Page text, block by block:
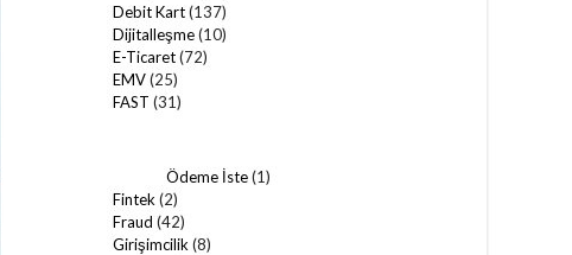
Debit Kart(137)
Dijitalleşme(10)
E-Ticaret(72)
EMV(25)
FAST (31)
Ödeme İste(1)
Fintek (2)
Fraud (42)
Girişimcilik (8)